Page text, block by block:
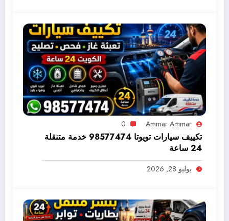
Ammar Ammar
0
تكييف سيارات تويوتا 98577474 خدمة متنقلة
24 ساعة
يوليو 28, 2026